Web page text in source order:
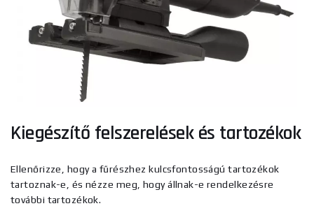
Kiegészítő felszerelések és tartozékok
Ellenőrizze, hogy a fűrészhez kulcsfontosságú tartozékok
tartoznak-e, és nézze meg, hogy állnak-e rendelkezésre
további tartozékok.